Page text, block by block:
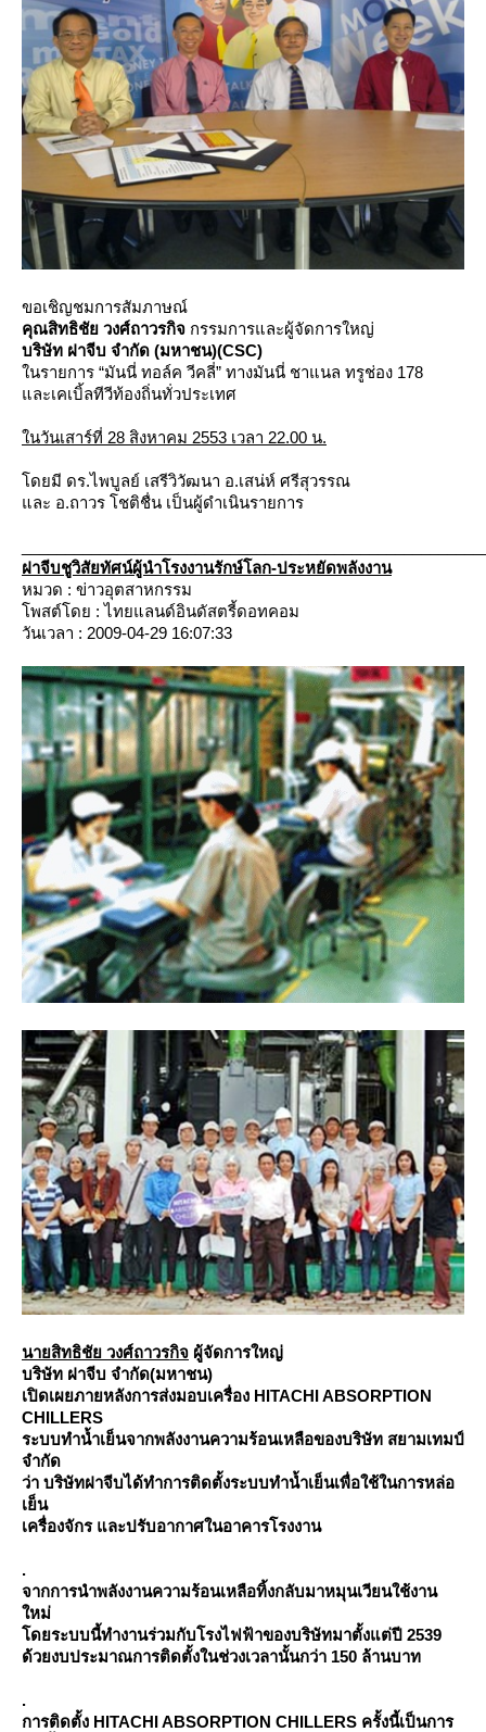
ขอเชิญชมการสัมภาษณ์
คุณสิทธิชัย วงศ์ถาวรกิจ กรรมการและผู้จัดการใหญ่
บริษัท ฝาจีบ จำกัด (มหาชน)(CSC)
นรายการ “มันนี่ ทอล์ค วีคลี่” ทางมันนี่ ชาแนล ทรูช่อง 178
ละเคเบิ้ลทีวีท้องถิ่นทั่วประเทศ
นวันเสาร์ที่ 28 สิงหาคม 2553 เวลา 22.00 น.
ดยมี ดร.ไพบูลย์ เสรีวิวัฒนา อ.เสน่ห์ ศรีสุวรรณ
ละ อ.ถาวร โชติชื่น เป็นผู้ดำเนินรายการ
ฝาจีบชูวิสัยทัศน์ผู้นำโรงงานรักษ์โลก-ประหยัดพลังงาน
หมวด : ข่าวอุตสาหกรรม
พสต์โดย : ไทยแลนด์อินดัสตรี้ดอทคอม
วันเวลา : 2009-04-29 16:07:33
นายสิทธิชัย วงศ์ถาวรกิจ ผู้จัดการใหญ่
บริษัท ฝาจีบ จำกัด(มหาชน)
เปิดเผยภายหลังการส่งมอบเครื่อง HITACHI ABSORPTION
CHILLERS
ระบบทำน้ำเย็นจากพลังงานความร้อนเหลือของบริษัท สยามเทมป์
จำกัด
ว่า บริษัทฝาจีบได้ทำการติดตั้งระบบทำน้ำเย็นเพื่อใช้ในการหล่อ
เย็น
เครื่องจักร และปรับอากาศในอาคารโรงงาน
.
จากการนำพลังงานความร้อนเหลือทิ้งกลับมาหมุนเวียนใช้งาน
หม่
ดยระบบนี้ทำงานร่วมกับโรงไฟฟ้าของบริษัทมาตั้งแต่ปี 2539
ด้วยงบประมาณการติดตั้งในช่วงเวลานั้นกว่า 150 ล้านบาท
.
การติดตั้ง HITACHI ABSORPTION CHILLERS ครั้งนี้เป็นการ